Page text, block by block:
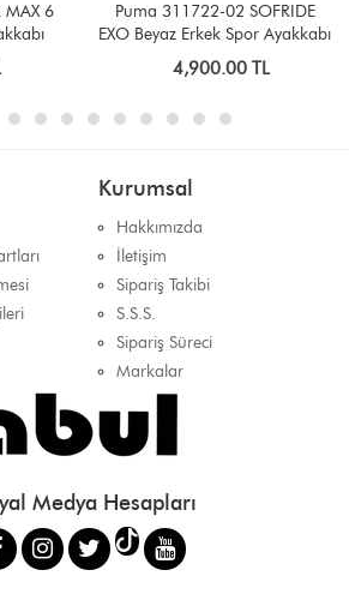
MAX 6
Puma 311722-02 SOFRIDE
EXO Beyaz Erkek Spor Ayakkabı
4,900.00 TL
Kurumsal
Hakkımızda
İletişim
Sipariş Takibi
S.S.S.
Sipariş Süreci
Markalar
Medya Hesapları